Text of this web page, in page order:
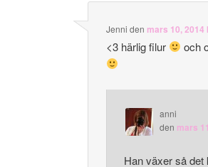
Jenni den mars 10, 2014
<3 härlig filur och
anni
den mars
Han växer så det